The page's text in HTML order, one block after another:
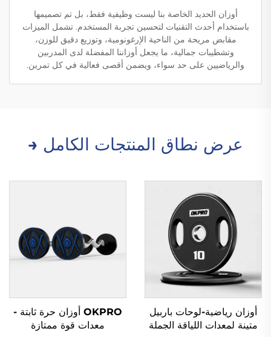
أوزان الحديد الخاصة بنا ليست وظيفية فقط، بل تم تصميمها
باستخدام أحدث التقنيات لتحسين تجربة المستخدم. تشمل الميزات
مقابض مريحة من الناحية الإرغونومية، وتوزيع دقيق للوزن،
وتشطيبات جمالية، ما يجعل أوزاننا المفضلة لدى المدربين
والرياضيين على حد سواء، ويضمن أقصى فعالية في كل تمرين.
عرض نطاق المنتجات الكامل →
أوزان رياضية-لوحات باربيل
متينة لمعدات اللياقة الجملة
OKPRO أوزان حرة ثابتة -
معدات قوة ممتازة